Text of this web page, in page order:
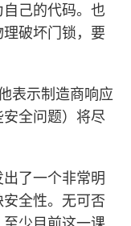
己的代码。也
破坏门锁，要
表示制造商响应
全问题）将尽
了一个非常明
全性。无可否